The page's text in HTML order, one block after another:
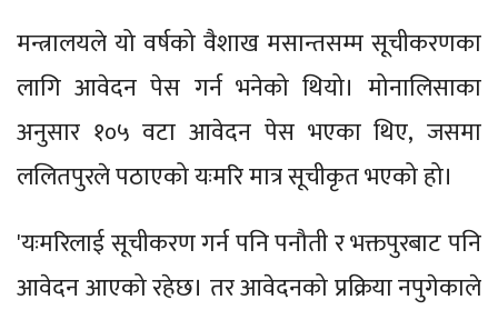
मन्त्रालयले यो वर्षको वैशाख मसान्तसम्म सूचीकरणका
लागि आवेदन पेस गर्न भनेको थियो। मोनालिसाका
अनुसार १०५ वटा आवेदन पेस भएका थिए, जसमा
ललितपुरले पठाएको यःमरि मात्र सूचीकृत भएको हो।
'यःमरिलाई सूचीकरण गर्न पनि पनौती र भक्तपुरबाट पनि
आवेदन आएको रहेछ। तर आवेदनको प्रक्रिया नपुगेकाले